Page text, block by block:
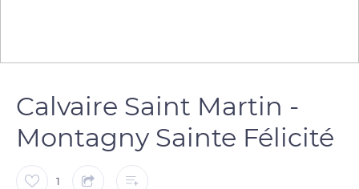
Calvaire Saint Martin -
Montagny Sainte Félicité
1